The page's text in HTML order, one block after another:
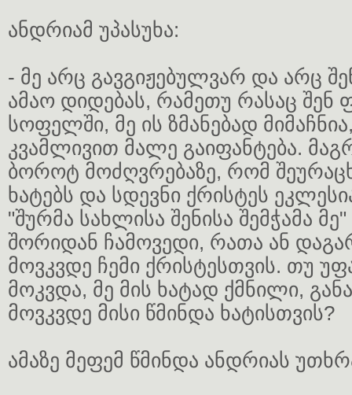
ანდრიამ უპასუხა:
- მე არც გავგიჟებულვარ და არც
ამაო დიდებას, რამეთუ რასაც შენ
სოფელში, მე ის ზმანებად
კვამლივით მალე გაიფანტება.
ბოროტ მოძღვრებაზე, რომ
ხატებს და სდევნი ქრისტეს
"შურმა სახლისა შენისა შემჭამა
შორიდან ჩამოვედი, რათა ან
მოვკვდე ჩემი ქრისტესთვის. თუ
მოკვდა, მე მის ხატად ქმნილი,
მოვკვდე მისი წმინდა ხატისთვის?
ამაზე მეფემ წმინდა ანდრიას